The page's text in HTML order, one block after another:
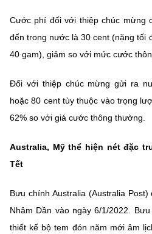
Cước phí đối với thiệp chúc mừng
đến trong nước là 30 cent (nặng tối
40 gam), giảm so với mức cước
Đối với thiệp chúc mừng gửi ra
hoặc 80 cent tùy thuộc vào trọng
62% so với giá cước thông thường.
Australia, Mỹ thể hiện nét đặc
Tết
Bưu chính Australia (Australia
Nhâm Dần vào ngày 6/1/2022.
thiết kế bộ tem đón năm mới âm